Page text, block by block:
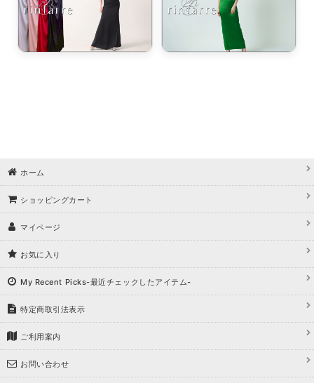
ピース
エット。 夏の視線を独り占めする「夏の主役ラップロングドレス」
ホーム
ショッピングカート
マイページ
お気に入り
My Recent Picks-最近チェックしたアイテム-
特定商取引法表示
ご利用案内
お問い合わせ